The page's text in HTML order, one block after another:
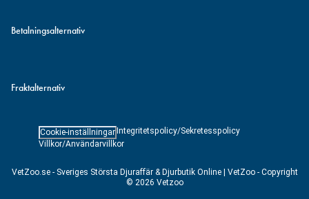
Betalningsalternativ
Fraktalternativ
VetZoo.se - Sveriges Största Djuraffär & Djurbutik Online | VetZoo - Copyright
© 2026 Vetzoo
Cookie-inställningar Integritetspolicy/Sekretesspolicy
Villkor/Användarvillkor